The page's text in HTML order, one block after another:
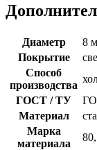
Диаметр
8
Покрытие
Способ
производства
ГОСТ / ТУ
Материал
Марка
материала